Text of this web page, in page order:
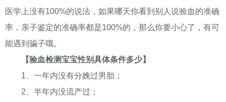
医学上没有100%的说法，如果哪天你看到别人说验血的准确
率，亲子鉴定的准确率都是100%的，那么你要小心了，有可
能遇到骗子哦。
【验血检测宝宝性别具体条件多少】
1、一年内没有分娩过男胎；
2、半年内没流产过；